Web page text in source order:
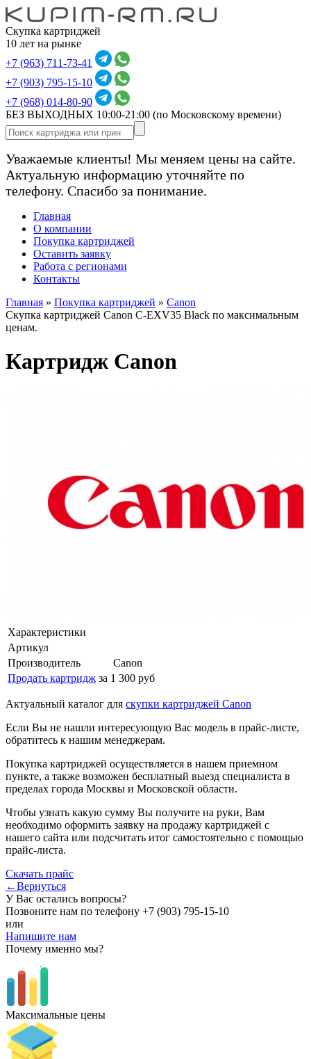
Скупка картриджей
10 лет на рынке
+7 (963) 711-73-41
+7 (903) 795-15-10
+7 (968) 014-80-90
БЕЗ ВЫХОДНЫХ 10:00-21:00 (по Московскому времени)
Уважаемые клиенты! Мы меняем цены на сайте.
Актуальную информацию уточняйте по
телефону. Спасибо за понимание.
Главная
О компании
Покупка картриджей
Оставить заявку
Работа с регионами
Контакты
Главная » Покупка картриджей » Canon
Скупка картриджей Canon C-EXV35 Black по максимальным
ценам.
Картридж Canon
Характеристики
Артикул
Производитель
Canon
Продать картридж за 1 300 руб
Актуальный каталог для скупки картриджей Canon
Если Вы не нашли интересующую Вас модель в прайс-листе,
обратитесь к нашим менеджерам.
Покупка картриджей осуществляется в нашем приемном
пункте, а также возможен бесплатный выезд специалиста в
пределах города Москвы и Московской области.
Чтобы узнать какую сумму Вы получите на руки, Вам
необходимо оформить заявку на продажу картриджей с
нашего сайта или подсчитать итог самостоятельно с помощью
прайс-листа.
Скачать прайс
←Вернуться
У Вас остались вопросы?
Позвоните нам по телефону +7 (903) 795-15-10
или
Напишите нам
Почему именно мы?
Максимальные цены